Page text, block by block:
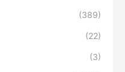
(389)
(22)
(3)